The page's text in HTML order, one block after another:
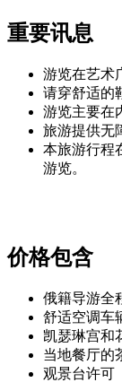
重要讯息
游览在艺术
请穿舒适的
游览主要在
旅游提供无
本旅游行程
游览。
价格包含
俄籍导游全
舒适空调车
凯瑟琳宫和
当地餐厅的
观景台许可